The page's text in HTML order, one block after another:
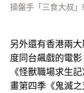
操盤手「三食大叔」
另外還有香港兩
度同台飆戲的電
《怪獸職場求生
畫第四季《鬼滅